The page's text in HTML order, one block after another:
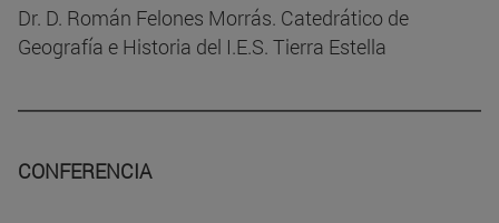
Dr. D. Román Felones Morrás. Catedrático de
Geografía e Historia del I.E.S. Tierra Estella
CONFERENCIA